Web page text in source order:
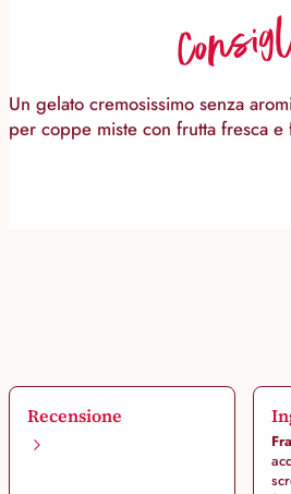
Un gelato cremosissimo senza
per coppe miste con frutta fresca e
Recensione